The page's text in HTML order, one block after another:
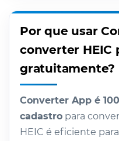
Por que usar
converter HEIC
gratuitamente?
Converter App é
cadastro para
HEIC é eficiente